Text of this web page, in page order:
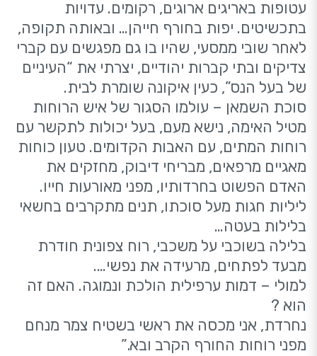
עטופות באריגים ארוגים, רקומים. עדויות
בתכשיטים. יפות בחורף חייהן… ובאותה תקופה,
לאחר שובי ממסעי, שהיו בו גם מפגשים עם קברי
צדיקים ובתי קברות יהודיים, יצרתי את “העיניים
של בעל הנס”, כעין איקונה שומרת לבית.
סוכת השמאן – עולמו הסגור של איש הרוחות
מטיל האימה, נישא מעם, בעל יכולות לתקשר עם
רוחות המתים, עם האבות הקדומים. טעון כוחות
מאגיים מרפאים, מבריחי דיבוק, מחזקים את
האדם הפשוט בחרדותיו, מפני מאורעות חייו.
ליליות חגות מעל סוכתו, תנים מתקרבים בחשאי
בלילות בעטה…
בלילה בשוכבי על משכבי, רוח צפונית חודרת
מבעד לפתחים, מרעידה את נפשי….
למולי – דמות ערפילית הולכת ונמוגה. האם זה
הוא ?
נחרדת, אני מכסה את ראשי בשטיח צמר מנחם
מפני רוחות החורף הקרב ובא.”